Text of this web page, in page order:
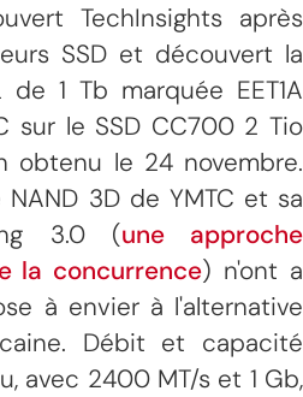
TechInsights après
SSD et découvert la
1 Tb marquée EET1A
sur le SSD CC700 2 Tio
obtenu le 24 novembre.
3D de YMTC et sa
3.0 (une approche
la concurrence) n'ont a
à envier à l'alternative
Débit et capacité
avec 2400 MT/s et 1 Gb,